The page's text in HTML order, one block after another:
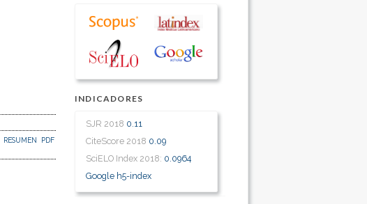
INDICADORES
SJR 2018 0.11
CiteScore 2018 0.09
SciELO Index 2018: 0.0964
Google h5-index
RESUMEN PDF